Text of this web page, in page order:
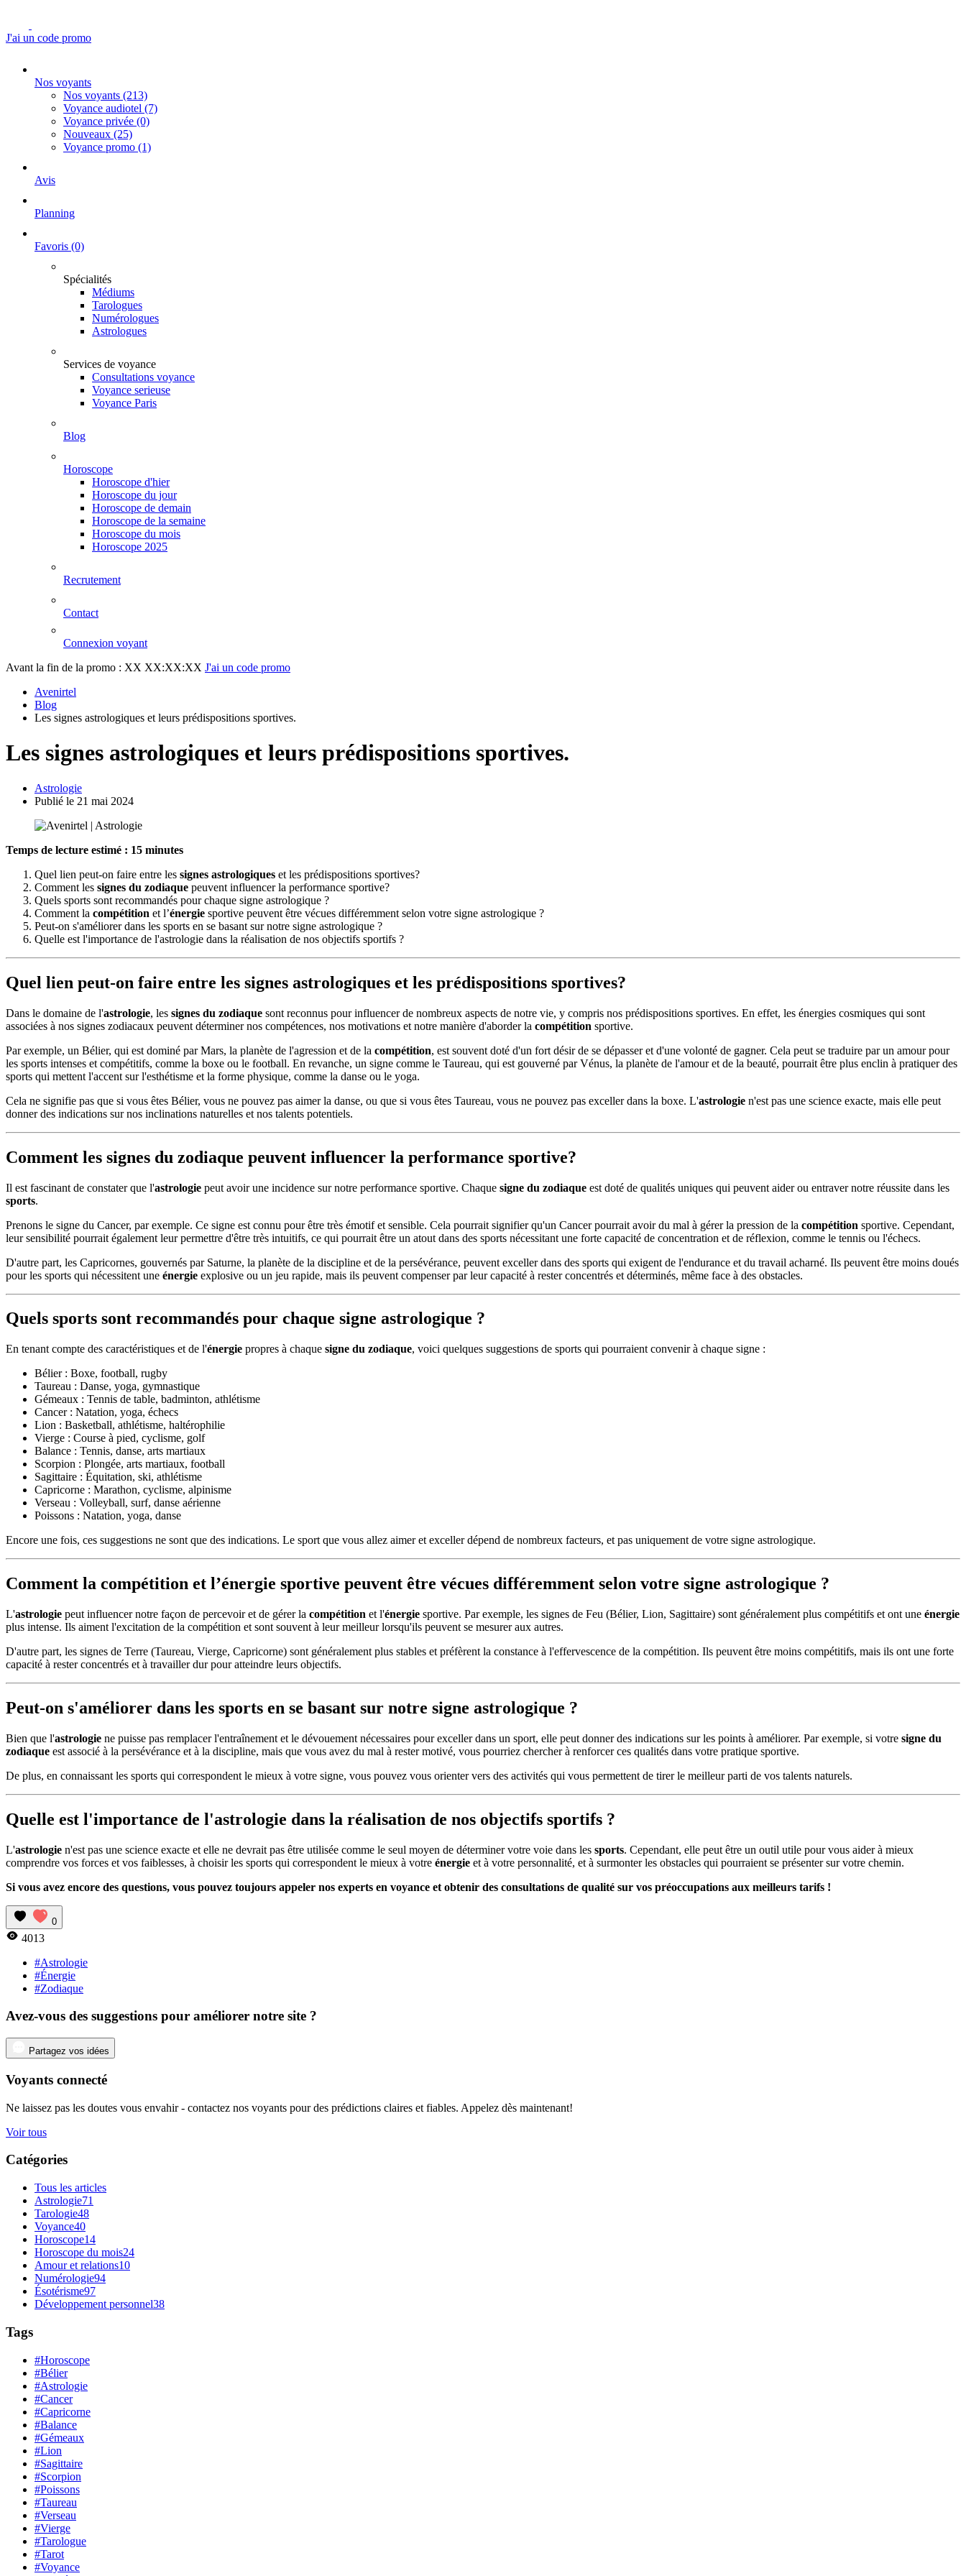
J'ai un code promo
Nos voyants
Nos voyants (213)
Voyance audiotel (7)
Voyance privée (0)
Nouveaux (25)
Voyance promo (1)
Avis
Planning
Favoris (0)
Spécialités
Médiums
Tarologues
Numérologues
Astrologues
Services de voyance
Consultations voyance
Voyance serieuse
Voyance Paris
Blog
Horoscope
Horoscope d'hier
Horoscope du jour
Horoscope de demain
Horoscope de la semaine
Horoscope du mois
Horoscope 2025
Recrutement
Contact
Connexion voyant
Avant la fin de la promo : XX XX:XX:XX J'ai un code promo
Avenirtel
Blog
Les signes astrologiques et leurs prédispositions sportives.
Les signes astrologiques et leurs prédispositions sportives.
Astrologie
Publié le 21 mai 2024
Temps de lecture estimé : 15 minutes
Quel lien peut-on faire entre les signes astrologiques et les prédispositions sportives?
Comment les signes du zodiaque peuvent influencer la performance sportive?
Quels sports sont recommandés pour chaque signe astrologique ?
Comment la compétition et l’énergie sportive peuvent être vécues différemment selon votre signe astrologique ?
Peut-on s'améliorer dans les sports en se basant sur notre signe astrologique ?
Quelle est l'importance de l'astrologie dans la réalisation de nos objectifs sportifs ?
Quel lien peut-on faire entre les signes astrologiques et les prédispositions sportives?
Dans le domaine de l'astrologie, les signes du zodiaque sont reconnus pour influencer de nombreux aspects de notre vie, y compris nos prédispositions sportives. En effet, les énergies cosmiques qui sont
associées à nos signes zodiacaux peuvent déterminer nos compétences, nos motivations et notre manière d'aborder la compétition sportive.
Par exemple, un Bélier, qui est dominé par Mars, la planète de l'agression et de la compétition, est souvent doté d'un fort désir de se dépasser et d'une volonté de gagner. Cela peut se traduire par un amour pour
les sports intenses et compétitifs, comme la boxe ou le football. En revanche, un signe comme le Taureau, qui est gouverné par Vénus, la planète de l'amour et de la beauté, pourrait être plus enclin à pratiquer des
sports qui mettent l'accent sur l'esthétisme et la forme physique, comme la danse ou le yoga.
Cela ne signifie pas que si vous êtes Bélier, vous ne pouvez pas aimer la danse, ou que si vous êtes Taureau, vous ne pouvez pas exceller dans la boxe. L'astrologie n'est pas une science exacte, mais elle peut
donner des indications sur nos inclinations naturelles et nos talents potentiels.
Comment les signes du zodiaque peuvent influencer la performance sportive?
Il est fascinant de constater que l'astrologie peut avoir une incidence sur notre performance sportive. Chaque signe du zodiaque est doté de qualités uniques qui peuvent aider ou entraver notre réussite dans les
sports.
Prenons le signe du Cancer, par exemple. Ce signe est connu pour être très émotif et sensible. Cela pourrait signifier qu'un Cancer pourrait avoir du mal à gérer la pression de la compétition sportive. Cependant,
leur sensibilité pourrait également leur permettre d'être très intuitifs, ce qui pourrait être un atout dans des sports nécessitant une forte capacité de concentration et de réflexion, comme le tennis ou l'échecs.
D'autre part, les Capricornes, gouvernés par Saturne, la planète de la discipline et de la persévérance, peuvent exceller dans des sports qui exigent de l'endurance et du travail acharné. Ils peuvent être moins doués
pour les sports qui nécessitent une énergie explosive ou un jeu rapide, mais ils peuvent compenser par leur capacité à rester concentrés et déterminés, même face à des obstacles.
Quels sports sont recommandés pour chaque signe astrologique ?
En tenant compte des caractéristiques et de l'énergie propres à chaque signe du zodiaque, voici quelques suggestions de sports qui pourraient convenir à chaque signe :
Bélier : Boxe, football, rugby
Taureau : Danse, yoga, gymnastique
Gémeaux : Tennis de table, badminton, athlétisme
Cancer : Natation, yoga, échecs
Lion : Basketball, athlétisme, haltérophilie
Vierge : Course à pied, cyclisme, golf
Balance : Tennis, danse, arts martiaux
Scorpion : Plongée, arts martiaux, football
Sagittaire : Équitation, ski, athlétisme
Capricorne : Marathon, cyclisme, alpinisme
Verseau : Volleyball, surf, danse aérienne
Poissons : Natation, yoga, danse
Encore une fois, ces suggestions ne sont que des indications. Le sport que vous allez aimer et exceller dépend de nombreux facteurs, et pas uniquement de votre signe astrologique.
Comment la compétition et l’énergie sportive peuvent être vécues différemment selon votre signe astrologique ?
L'astrologie peut influencer notre façon de percevoir et de gérer la compétition et l'énergie sportive. Par exemple, les signes de Feu (Bélier, Lion, Sagittaire) sont généralement plus compétitifs et ont une énergie
plus intense. Ils aiment l'excitation de la compétition et sont souvent à leur meilleur lorsqu'ils peuvent se mesurer aux autres.
D'autre part, les signes de Terre (Taureau, Vierge, Capricorne) sont généralement plus stables et préfèrent la constance à l'effervescence de la compétition. Ils peuvent être moins compétitifs, mais ils ont une forte
capacité à rester concentrés et à travailler dur pour atteindre leurs objectifs.
Peut-on s'améliorer dans les sports en se basant sur notre signe astrologique ?
Bien que l'astrologie ne puisse pas remplacer l'entraînement et le dévouement nécessaires pour exceller dans un sport, elle peut donner des indications sur les points à améliorer. Par exemple, si votre signe du
zodiaque est associé à la persévérance et à la discipline, mais que vous avez du mal à rester motivé, vous pourriez chercher à renforcer ces qualités dans votre pratique sportive.
De plus, en connaissant les sports qui correspondent le mieux à votre signe, vous pouvez vous orienter vers des activités qui vous permettent de tirer le meilleur parti de vos talents naturels.
Quelle est l'importance de l'astrologie dans la réalisation de nos objectifs sportifs ?
L'astrologie n'est pas une science exacte et elle ne devrait pas être utilisée comme le seul moyen de déterminer votre voie dans les sports. Cependant, elle peut être un outil utile pour vous aider à mieux
comprendre vos forces et vos faiblesses, à choisir les sports qui correspondent le mieux à votre énergie et à votre personnalité, et à surmonter les obstacles qui pourraient se présenter sur votre chemin.
Si vous avez encore des questions, vous pouvez toujours appeler nos experts en voyance et obtenir des consultations de qualité sur vos préoccupations aux meilleurs tarifs !
0
4013
#Astrologie
#Énergie
#Zodiaque
Avez-vous des suggestions pour améliorer notre site ?
Partagez vos idées
Voyants connecté
Ne laissez pas les doutes vous envahir - contactez nos voyants pour des prédictions claires et fiables. Appelez dès maintenant!
Voir tous
Catégories
Tous les articles
Astrologie71
Tarologie48
Voyance40
Horoscope14
Horoscope du mois24
Amour et relations10
Numérologie94
Ésotérisme97
Développement personnel38
Tags
#Horoscope
#Bélier
#Astrologie
#Cancer
#Capricorne
#Balance
#Gémeaux
#Lion
#Sagittaire
#Scorpion
#Poissons
#Taureau
#Verseau
#Vierge
#Tarologue
#Tarot
#Voyance